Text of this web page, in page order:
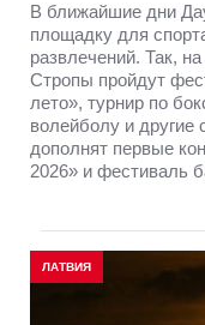
В ближайшие дни
площадку для
развлечений. Так,
Стропы пройдут
лето», турнир по
волейболу и другие
дополнят первые
2026» и фестиваль
ЛАТВИЯ